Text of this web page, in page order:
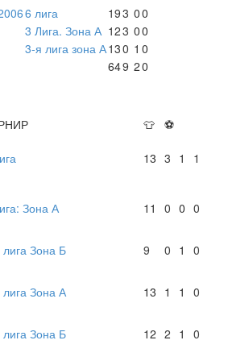
6 лига 193 00
3 Лига. Зона А 123 00
3-я лига зона А130 1 0
649 20
👕 ⚽
13 3 1 1
Зона А 11 0 0 0
Зона Б 9 0 1
0
Зона А 13 1 1 0
Зона Б 12 2 1
0